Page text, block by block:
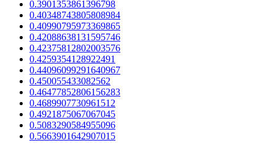
0.3901353861396798
0.40348743805808984
0.40990795973369865
0.42088638131595746
0.42375812802003576
0.4259354128922491
0.44096099291640967
0.450055433082562
0.46477852806156283
0.4689907730961512
0.4921875067067045
0.5083290584955096
0.5663901642907015